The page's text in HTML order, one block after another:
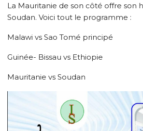
La Mauritanie de son côté offre son
Soudan. Voici tout le programme :
Malawi vs Sao Tomé principé
Guinée- Bissau vs Ethiopie
Mauritanie vs Soudan